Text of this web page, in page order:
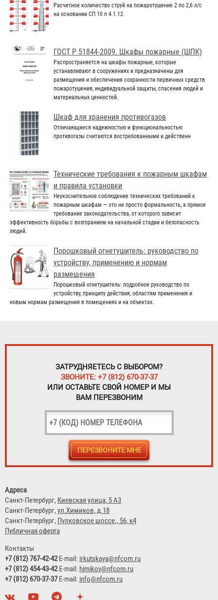
Расчетное количество струй на пожаротушение 2 по 2,6 л/с
на основании СП 10 п 4.1.12.
ГОСТ Р 51844-2009. Шкафы пожарные (ШПК)
Распространяется на шкафы пожарные, которые
устанавливают в сооружениях и предназначены для
размещения и обеспечения сохранности первичных средств
пожаротушения, индивидуальной защиты, спасения людей и
материальных ценностей.
Шкаф для хранения противогазов
Отличающиеся надежностью и функциональностью
противогазы считаются востребованными и действенн
Технические требования к пожарным шкафам
и правила установки
Неукоснительное соблюдение технических требований к
пожарным шкафам — это не просто формальность, а прямое
требование законодательства, от которого зависит
эффективность борьбы с возгоранием на начальной стадии и безопасность
людей.
Порошковый огнетушитель: руководство по
устройству, применению и нормам
размещения
Порошковый огнетушитель: подробное руководство по
устройству, принципу действия, областям применения и
новым нормам размещения в помещениях и на объектах.
ЗАТРУДНЯЕТЕСЬ С ВЫБОРОМ?
ЗВОНИТЕ: +7 (812) 670-37-37
ИЛИ ОСТАВЬТЕ СВОЙ НОМЕР И МЫ
ВАМ ПЕРЕЗВОНИМ
Адреса
Санкт-Петербург, Киевская улица, 5 А3
Санкт-Петербург,ул.Химиков, д.18
Санкт-Петербург, Пулковское шоссе., 56, к4
Публичная оферта
Контакты
+7 (812) 767-42-42E-mail: irkutskaya@nfcom.ru
+7 (812) 454-43-42E-mail: himikov@nfcom.ru
+7 (812) 670-37-37E-mail: info@nfcom.ru